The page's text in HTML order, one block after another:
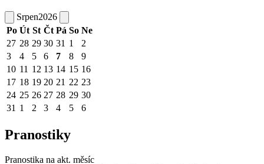
Srpen2026
Po Út St Čt Pá So Ne
27 28 29 30 31 1
2
3
4 5 6 7 8
9
10 11 12 13 14 15 16
17 18 19 20 21 22 23
24 25 26 27 28 29 30
31 1 2 3 4 5 6
Pranostiky
Pranostika na akt. měsíc